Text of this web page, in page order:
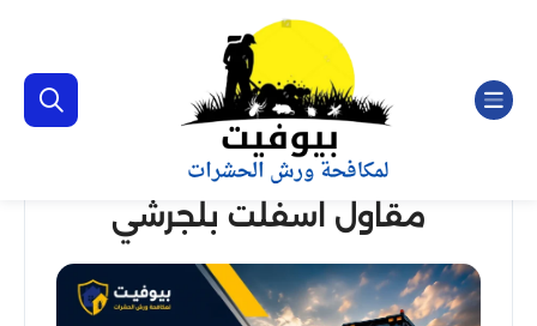
مقاول اسفلت بلجرشي